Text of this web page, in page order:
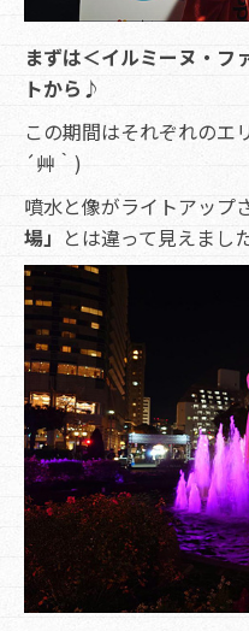
まずは＜イルミーヌ・フ
トから♪
この期間はそれぞれのエ
´艸｀)
噴水と像がライトアップ
場」 とは違って見えまし